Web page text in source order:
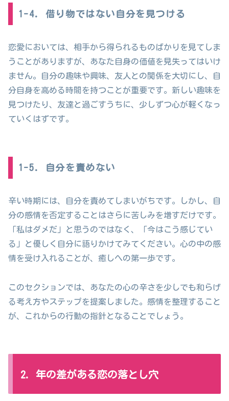
1-4. 借り物ではない自分を見つける
恋愛においては、相手から得られるものばかりを見てしま
うことがありますが、あなた自身の価値を見失ってはいけ
ません。自分の趣味や興味、友人との関係を大切にし、自
分自身を高める時間を持つことが重要です。新しい趣味を
見つけたり、友達と過ごすうちに、少しずつ心が軽くなっ
ていくはずです。
1-5. 自分を責めない
辛い時期には、自分を責めてしまいがちです。しかし、自
分の感情を否定することはさらに苦しみを増すだけです。
「私はダメだ」と思うのではなく、「今はこう感じてい
る」と優しく自分に語りかけてみてください。心の中の感
情を受け入れることが、癒しへの第一歩です。
このセクションでは、あなたの心の辛さを少しでも和らげ
る考え方やステップを提案しました。感情を整理すること
が、これからの行動の指針となることでしょう。
2. 年の差がある恋の落とし穴